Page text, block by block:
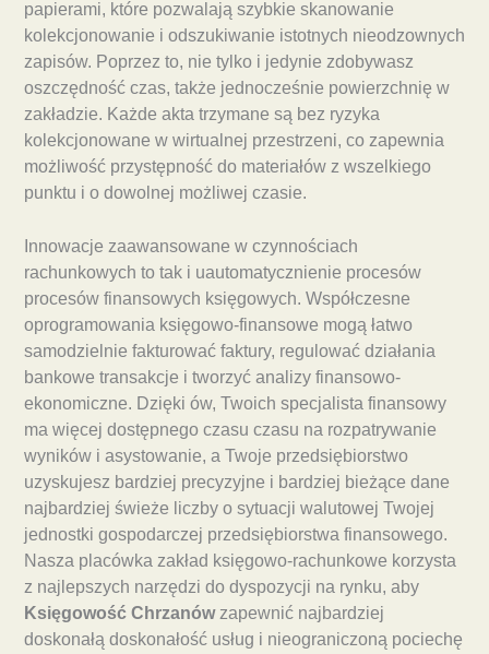
papierami, które pozwalają szybkie skanowanie
kolekcjonowanie i odszukiwanie istotnych nieodzownych
zapisów. Poprzez to, nie tylko i jedynie zdobywasz
oszczędność czas, także jednocześnie powierzchnię w
zakładzie. Każde akta trzymane są bez ryzyka
kolekcjonowane w wirtualnej przestrzeni, co zapewnia
możliwość przystępność do materiałów z wszelkiego
punktu i o dowolnej możliwej czasie.
Innowacje zaawansowane w czynnościach
rachunkowych to tak i uautomatycznienie procesów
procesów finansowych księgowych. Współczesne
oprogramowania księgowo-finansowe mogą łatwo
samodzielnie fakturować faktury, regulować działania
bankowe transakcje i tworzyć analizy finansowo-
ekonomiczne. Dzięki ów, Twoich specjalista finansowy
ma więcej dostępnego czasu czasu na rozpatrywanie
wyników i asystowanie, a Twoje przedsiębiorstwo
uzyskujesz bardziej precyzyjne i bardziej bieżące dane
najbardziej świeże liczby o sytuacji walutowej Twojej
jednostki gospodarczej przedsiębiorstwa finansowego.
Nasza placówka zakład księgowo-rachunkowe korzysta
z najlepszych narzędzi do dyspozycji na rynku, aby
Księgowość Chrzanówzapewnić najbardziej
doskonałą doskonałość usług i nieograniczoną pociechę